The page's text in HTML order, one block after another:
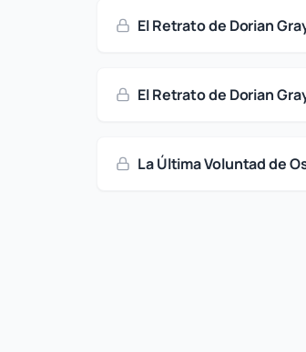
El Retrato de Dorian
El Retrato de Dorian
La Última Voluntad de